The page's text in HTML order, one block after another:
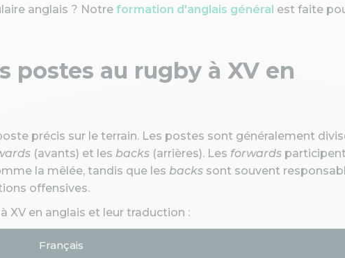
anglais ? Notre formation d'anglais général est faite
postes au rugby à XV en
précis sur le terrain. Les postes sont généralement
(avants) et les backs (arrières). Les forwards participent
la mêlée, tandis que les backs sont souvent
offensives.
XV en anglais et leur traduction :
Français